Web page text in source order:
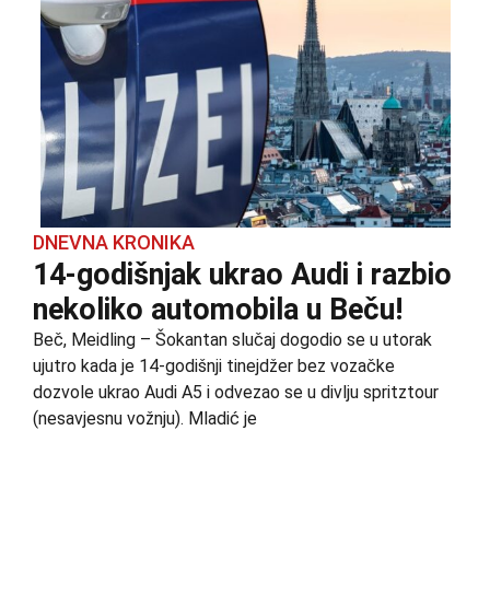
DNEVNA KRONIKA
14-godišnjak ukrao Audi i razbio
nekoliko automobila u Beču!
Beč, Meidling – Šokantan slučaj dogodio se u utorak
ujutro kada je 14-godišnji tinejdžer bez vozačke
dozvole ukrao Audi A5 i odvezao se u divlju spritztour
(nesavjesnu vožnju). Mladić je